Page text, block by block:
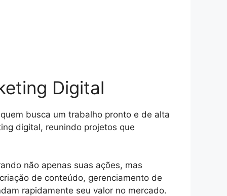
Digital
busca um trabalho pronto e de alta
digital, reunindo projetos que
não apenas suas ações, mas
de conteúdo, gerenciamento de
rapidamente seu valor no mercado.